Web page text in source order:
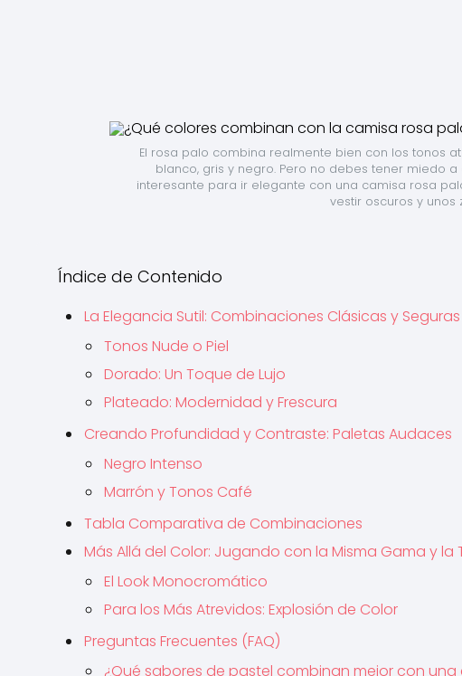
El rosa palo combina realmente bien con los tonos
blanco, gris y negro. Pero no debes tener miedo
interesante para ir elegante con una camisa rosa
vestir oscuros y unos
Índice de Contenido
La Elegancia Sutil: Combinaciones Clásicas y Seguras
Tonos Nude o Piel
Dorado: Un Toque de Lujo
Plateado: Modernidad y Frescura
Creando Profundidad y Contraste: Paletas Audaces
Negro Intenso
Marrón y Tonos Café
Tabla Comparativa de Combinaciones
Más Allá del Color: Jugando con la Misma Gama y la
El Look Monocromático
Para los Más Atrevidos: Explosión de Color
Preguntas Frecuentes (FAQ)
¿Qué sabores de pastel combinan mejor con